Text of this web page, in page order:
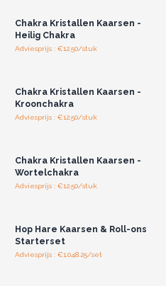
Chakra Kristallen Kaarsen -
Heilig Chakra
Adviesprijs : €12.50/stuk
Chakra Kristallen Kaarsen -
Kroonchakra
Adviesprijs : €12.50/stuk
Chakra Kristallen Kaarsen -
Wortelchakra
Adviesprijs : €12.50/stuk
Hop Hare Kaarsen & Roll-ons
Starterset
Adviesprijs : €1,048.25/set